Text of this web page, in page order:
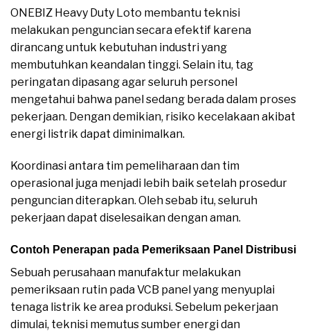
ONEBIZ Heavy Duty Loto membantu teknisi
melakukan penguncian secara efektif karena
dirancang untuk kebutuhan industri yang
membutuhkan keandalan tinggi. Selain itu, tag
peringatan dipasang agar seluruh personel
mengetahui bahwa panel sedang berada dalam proses
pekerjaan. Dengan demikian, risiko kecelakaan akibat
energi listrik dapat diminimalkan.
Koordinasi antara tim pemeliharaan dan tim
operasional juga menjadi lebih baik setelah prosedur
penguncian diterapkan. Oleh sebab itu, seluruh
pekerjaan dapat diselesaikan dengan aman.
Contoh Penerapan pada Pemeriksaan Panel Distribusi
Sebuah perusahaan manufaktur melakukan
pemeriksaan rutin pada VCB panel yang menyuplai
tenaga listrik ke area produksi. Sebelum pekerjaan
dimulai, teknisi memutus sumber energi dan